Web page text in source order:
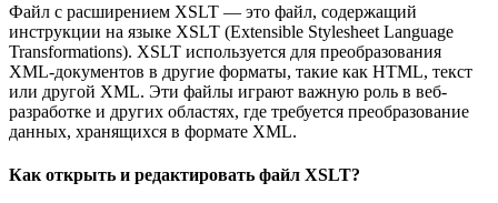
Файл с расширением XSLT — это файл, содержащий
инструкции на языке XSLT (Extensible Stylesheet Language
Transformations). XSLT используется для преобразования
XML-документов в другие форматы, такие как HTML, текст
или другой XML. Эти файлы играют важную роль в веб-
разработке и других областях, где требуется преобразование
данных, хранящихся в формате XML.
Как открыть и редактировать файл XSLT?